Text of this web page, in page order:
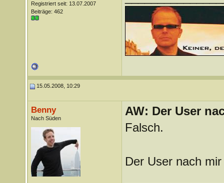
Registriert seit: 13.07.2007
Beiträge: 462
15.05.2008, 10:29
Benny
Nach Süden
AW: Der User
Falsch.
Der User nach